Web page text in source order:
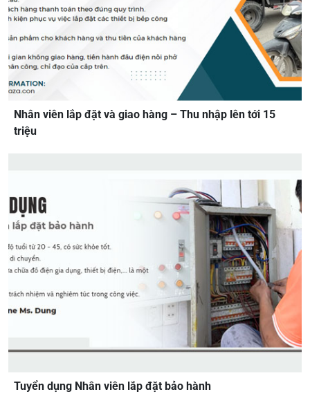
Nhân viên lắp đặt và giao hàng – Thu nhập lên tới 15
triệu
Tuyển dụng Nhân viên lắp đặt bảo hành